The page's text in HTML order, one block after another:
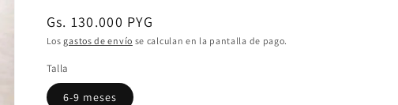
Precio
habitual
Gs. 130.000 PYG
Los gastos de envío se calculan en la pantalla de pago.
Talla
6-9 meses